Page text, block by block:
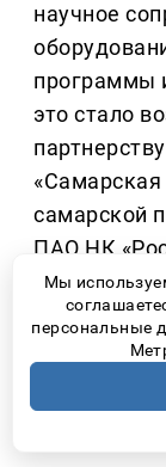
научное
программы
это стало
самарской
ПАО НК
Именно
позволяет
но и
людей,
Мы
персональные